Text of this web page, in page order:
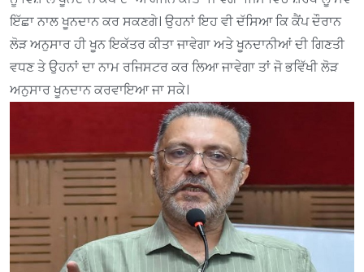
ਇੱਛਾ ਨਾਲ ਖੂਨਦਾਨ ਕਰ ਸਕਣਗੇ। ਉਹਨਾਂ ਇਹ ਵੀ ਦੱਸਿਆ ਕਿ ਕੈਂਪ ਦੌਰਾਨ
ਲੋੜ ਅਨੁਸਾਰ ਹੀ ਖੂਨ ਇਕੱਤਰ ਕੀਤਾ ਜਾਵੇਗਾ ਅਤੇ ਖੂਨਦਾਨੀਆਂ ਦੀ ਗਿਣਤੀ
ਵਧਣ ਤੇ ਉਹਨਾਂ ਦਾ ਨਾਮ ਰਜਿਸਟਰ ਕਰ ਲਿਆ ਜਾਵੇਗਾ ਤਾਂ ਜੋ ਭਵਿੱਖੀ ਲੋੜ
ਅਨੁਸਾਰ ਖੂਨਦਾਨ ਕਰਵਾਇਆ ਜਾ ਸਕੇ।